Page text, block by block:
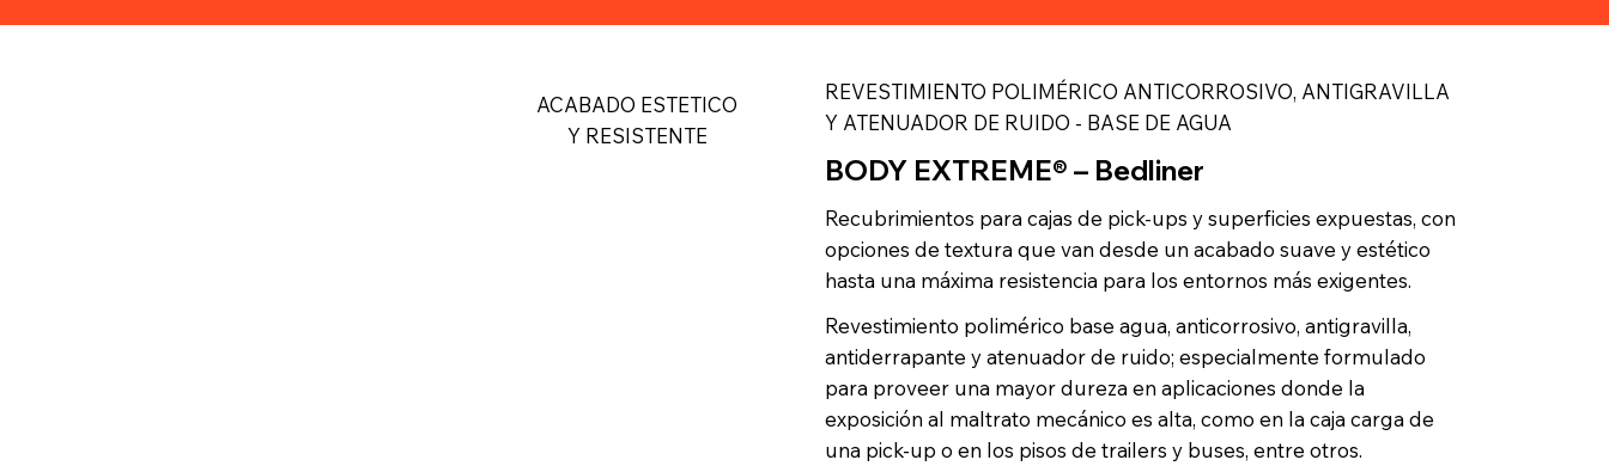
ACABADO ESTETICO
Y RESISTENTE
REVESTIMIENTO POLIMÉRICO ANTICORROSIVO, ANTIGRAVILLA
Y ATENUADOR DE RUIDO - BASE DE AGUA
BODY EXTREME® – Bedliner
Recubrimientos para cajas de pick-ups y superficies expuestas, con
opciones de textura que van desde un acabado suave y estético
hasta una máxima resistencia para los entornos más exigentes.
Revestimiento polimérico base agua, anticorrosivo, antigravilla,
antiderrapante y atenuador de ruido; especialmente formulado
para proveer una mayor dureza en aplicaciones donde la
exposición al maltrato mecánico es alta, como en la caja carga de
una pick-up o en los pisos de trailers y buses, entre otros.